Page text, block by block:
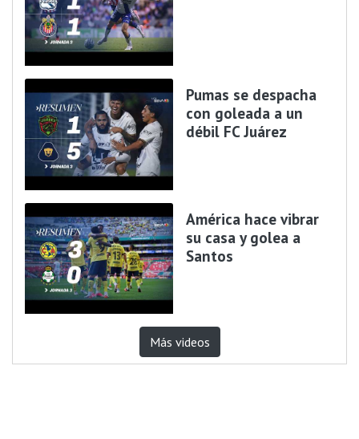
Pumas se despacha
con goleada a un
débil FC Juárez
América hace vibrar
su casa y golea a
Santos
Más videos